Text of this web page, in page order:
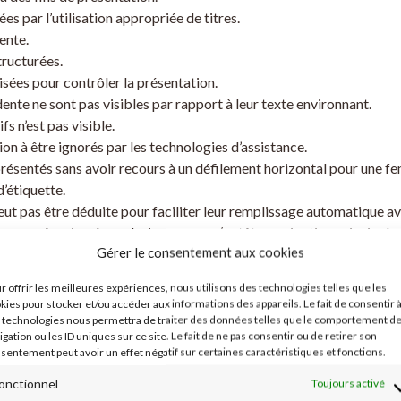
Gérer le consentement aux cookies
offrir les meilleures expériences, nous utilisons des technologies telles que les
pour stocker et/ou accéder aux informations des appareils. Le fait de consentir à
technologies nous permettra de traiter des données telles que le comportement de
ou les ID uniques sur ce site. Le fait de ne pas consentir ou de retirer son
peut avoir un effet négatif sur certaines caractéristiques et fonctions.
Toujours activé
par l’utilisation appropriée de titres.
pour contrôler la présentation.
ne sont pas visibles par rapport à leur texte environnant.
n’est pas visible.
à être ignorés par les technologies d’assistance.
sans avoir recours à un défilement horizontal pour une
pas être déduite pour faciliter leur remplissage automatique
présentes dans plusieurs pages (entête, navigation
ne sont pas contrôlables.
donc pas fait l’objet d’un audit complet et détaillé :